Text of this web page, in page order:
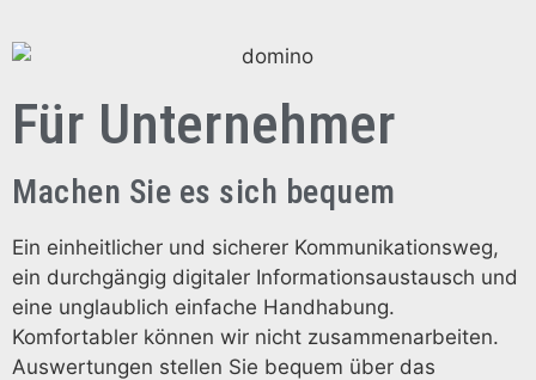
Für Unternehmer
Machen Sie es sich bequem
Ein einheitlicher und sicherer Kommunikationsweg,
ein durchgängig digitaler Informationsaustausch und
eine unglaublich einfache Handhabung.
Komfortabler können wir nicht zusammenarbeiten.
Auswertungen stellen Sie bequem über das